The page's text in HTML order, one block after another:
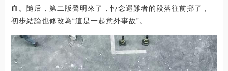
血。隨后，第二版聲明來了，悼念遇難者的段落往前挪了，
初步結論也修改為“這是一起意外事故”。